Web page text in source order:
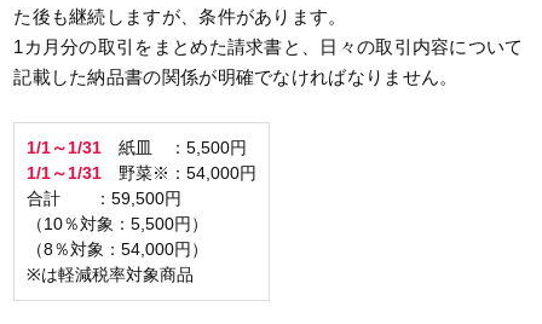
た後も継続しますが、条件があります。
1カ月分の取引をまとめた請求書と、日々の取引内容について
記載した納品書の関係が明確でなければなりません。
1/1～1/31 紙皿 ：5,500円
1/1～1/31 野菜※：54,000円
合計 ：59,500円
（10％対象：5,500円）
（8％対象：54,000円）
※は軽減税率対象商品